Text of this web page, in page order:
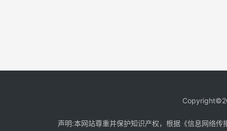
声明:本网站尊重并保护知识产权，根据《信息网络